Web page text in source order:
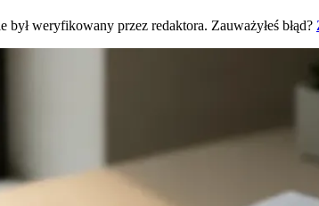
był weryfikowany przez redaktora. Zauważyłeś błąd?